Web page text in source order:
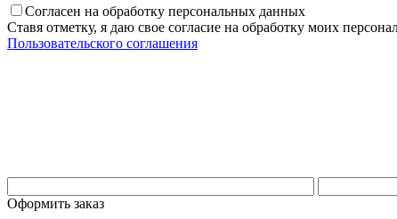
Согласен на обработку персональных данных
Ставя отметку, я даю свое согласие на обработку моих
Пользовательского соглашения
Оформить заказ